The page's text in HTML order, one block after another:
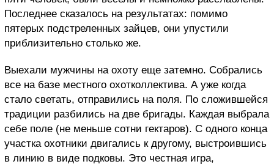
Последнее сказалось на результатах: помимо
пятерых подстреленных зайцев, они упустили
приблизительно столько же.
Выехали мужчины на охоту еще затемно. Собрались
все на базе местного охотколлектива. А уже когда
стало светать, отправились на поля. По сложившейся
традиции разбились на две бригады. Каждая выбрала
себе поле (не меньше сотни гектаров). С одного конца
участка охотники двигались к другому, выстроившись
в линию в виде подковы. Это честная игра,